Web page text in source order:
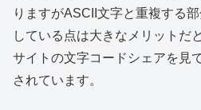
りますがASCII文字と重複する
している点は大きなメリットだ
サイトの文字コードシェアを見
されています。